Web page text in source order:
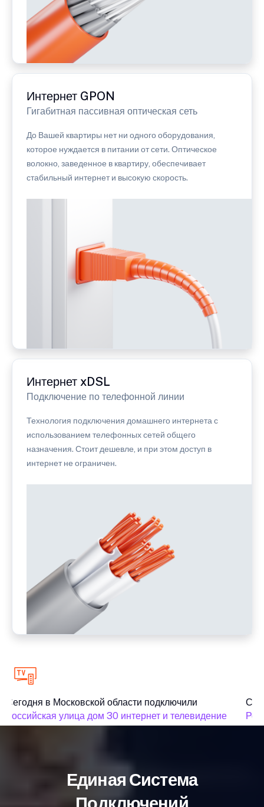
Интернет GPON
Гигабитная пассивная оптическая сеть
До Вашей квартиры нет ни одного оборудования,
которое нуждается в питании от сети. Оптическое
волокно, заведенное в квартиру, обеспечивает
стабильный интернет и высокую скорость.
Интернет xDSL
Подключение по телефонной линии
Технология подключения домашнего интернета с
использованием телефонных сетей общего
назначения. Стоит дешевле, и при этом доступ в
интернет не ограничен.
Сегодня в Московской области подключили
Российская улица дом 30 интернет и телевидение
Единая Система
Подключений